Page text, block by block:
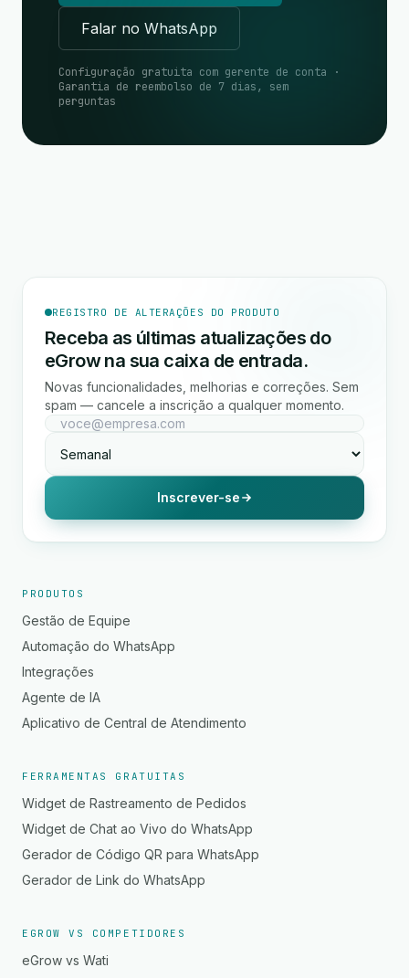
Falar no WhatsApp
Configuração gratuita com gerente de conta ·
Garantia de reembolso de 7 dias, sem
perguntas
REGISTRO DE ALTERAÇÕES DO PRODUTO
Receba as últimas atualizações do
eGrow na sua caixa de entrada.
Novas funcionalidades, melhorias e correções. Sem
spam — cancele a inscrição a qualquer momento.
Inscrever-se
PRODUTOS
Gestão de Equipe
Automação do WhatsApp
Integrações
Agente de IA
Aplicativo de Central de Atendimento
FERRAMENTAS GRATUITAS
Widget de Rastreamento de Pedidos
Widget de Chat ao Vivo do WhatsApp
Gerador de Código QR para WhatsApp
Gerador de Link do WhatsApp
EGROW VS COMPETIDORES
eGrow vs Wati